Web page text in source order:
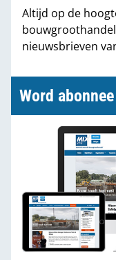
Partners
Altijd op de
nieuwsbrieven
Word abonnee